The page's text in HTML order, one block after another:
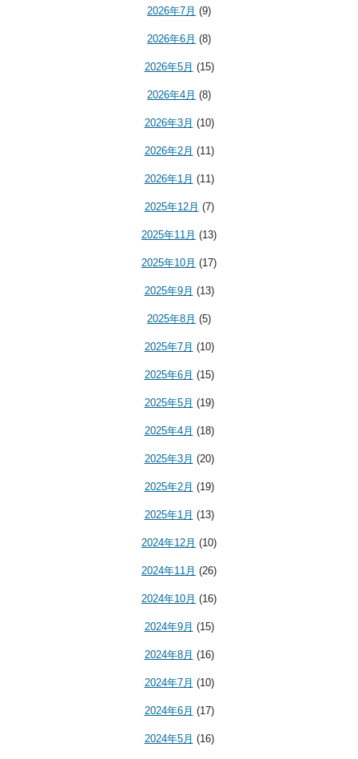
2026年7月 (9)
2026年6月 (8)
2026年5月 (15)
2026年4月 (8)
2026年3月 (10)
2026年2月 (11)
2026年1月 (11)
2025年12月 (7)
2025年11月 (13)
2025年10月 (17)
2025年9月 (13)
2025年8月 (5)
2025年7月 (10)
2025年6月 (15)
2025年5月 (19)
2025年4月 (18)
2025年3月 (20)
2025年2月 (19)
2025年1月 (13)
2024年12月 (10)
2024年11月 (26)
2024年10月 (16)
2024年9月 (15)
2024年8月 (16)
2024年7月 (10)
2024年6月 (17)
2024年5月 (16)